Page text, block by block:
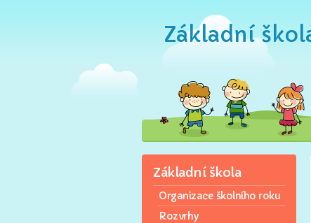
Základní
Základní škola
Organizace školního roku
Rozvrhy